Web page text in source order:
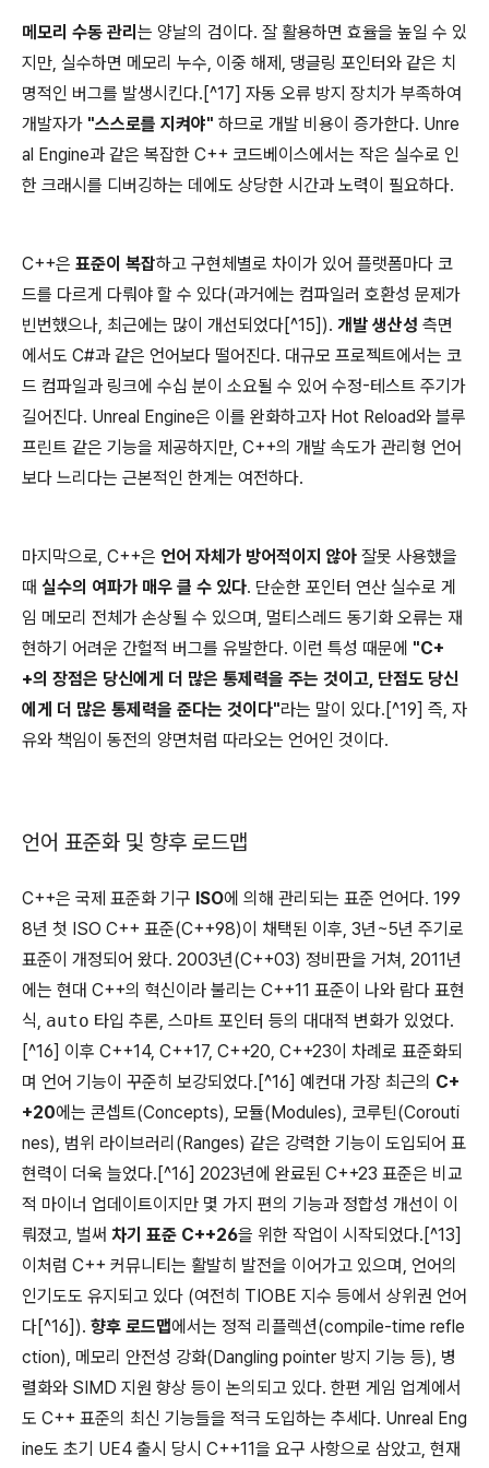
메모리 수동 관리 는 양날의 검이다. 잘 활용하면 효율을 높일 수 있
지만, 실수하면 메모리 누수, 이중 해제, 댕글링 포인터와 같은 치
명적인 버그를 발생시킨다.[^17] 자동 오류 방지 장치가 부족하여
개발자가 "스스로를 지켜야" 하므로 개발 비용이 증가한다. Unre
al Engine과 같은 복잡한 C++ 코드베이스에서는 작은 실수로 인
한 크래시를 디버깅하는 데에도 상당한 시간과 노력이 필요하다.
C++은 표준이 복잡하고 구현체별로 차이가 있어 플랫폼마다 코
드를 다르게 다뤄야 할 수 있다(과거에는 컴파일러 호환성 문제가
빈번했으나, 최근에는 많이 개선되었다[^15]). 개발 생산성 측면
에서도 C#과 같은 언어보다 떨어진다. 대규모 프로젝트에서는 코
드 컴파일과 링크에 수십 분이 소요될 수 있어 수정-테스트 주기가
길어진다. Unreal Engine은 이를 완화하고자 Hot Reload와 블루
프린트 같은 기능을 제공하지만, C++의 개발 속도가 관리형 언어
보다 느리다는 근본적인 한계는 여전하다.
마지막으로, C++은 언어 자체가 방어적이지 않아 잘못 사용했을
때 실수의 여파가 매우 클 수 있다. 단순한 포인터 연산 실수로 게
임 메모리 전체가 손상될 수 있으며, 멀티스레드 동기화 오류는 재
현하기 어려운 간헐적 버그를 유발한다. 이런 특성 때문에 "C+
+의 장점은 당신에게 더 많은 통제력을 주는 것이고, 단점도 당신
에게 더 많은 통제력을 준다는 것이다"라는 말이 있다.[^19] 즉, 자
유와 책임이 동전의 양면처럼 따라오는 언어인 것이다.
언어 표준화 및 향후 로드맵
C++은 국제 표준화 기구 ISO에 의해 관리되는 표준 언어다. 199
8년 첫 ISO C++ 표준(C++98)이 채택된 이후, 3년~5년 주기로
표준이 개정되어 왔다. 2003년(C++03) 정비판을 거쳐, 2011년
에는 현대 C++의 혁신이라 불리는 C++11 표준이 나와 람다 표현
식, auto 타입 추론, 스마트 포인터 등의 대대적 변화가 있었다.
[^16] 이후 C++14, C++17, C++20, C++23이 차례로 표준화되
며 언어 기능이 꾸준히 보강되었다.[^16] 예컨대 가장 최근의 C+
+20에는 콘셉트(Concepts), 모듈(Modules), 코루틴(Corouti
nes), 범위 라이브러리(Ranges) 같은 강력한 기능이 도입되어 표
현력이 더욱 늘었다.[^16] 2023년에 완료된 C++23 표준은 비교
적 마이너 업데이트이지만 몇 가지 편의 기능과 정합성 개선이 이
뤄졌고, 벌써 차기 표준 C++26을 위한 작업이 시작되었다.[^13]
이처럼 C++ 커뮤니티는 활발히 발전을 이어가고 있으며, 언어의
인기도도 유지되고 있다 (여전히 TIOBE 지수 등에서 상위권 언어
다[^16]). 향후 로드맵에서는 정적 리플렉션(compile-time refle
ction), 메모리 안전성 강화(Dangling pointer 방지 기능 등), 병
렬화와 SIMD 지원 향상 등이 논의되고 있다. 한편 게임 업계에서
도 C++ 표준의 최신 기능들을 적극 도입하는 추세다. Unreal Eng
ine도 초기 UE4 출시 당시 C++11을 요구 사항으로 삼았고, 현재